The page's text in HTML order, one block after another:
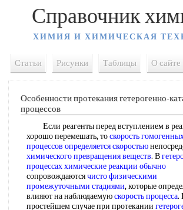
Справочник
ХИМИЯ И ХИМИЧЕСКАЯ
Статьи Рисунки Таблицы О сайте
Особенности протекания гетерогенно-
процессов
Если реагенты перед вступлением в
хорошо перемешать, тоскорость
процессов определяется скоростью
химического превращения веществ. В
процессах химическиереакции обычно
сопровождаютсячисто физическими
промежуточными стадиями, которые
влияют на наблюдаемуюскорость процесса.
простейшем случае при протекании